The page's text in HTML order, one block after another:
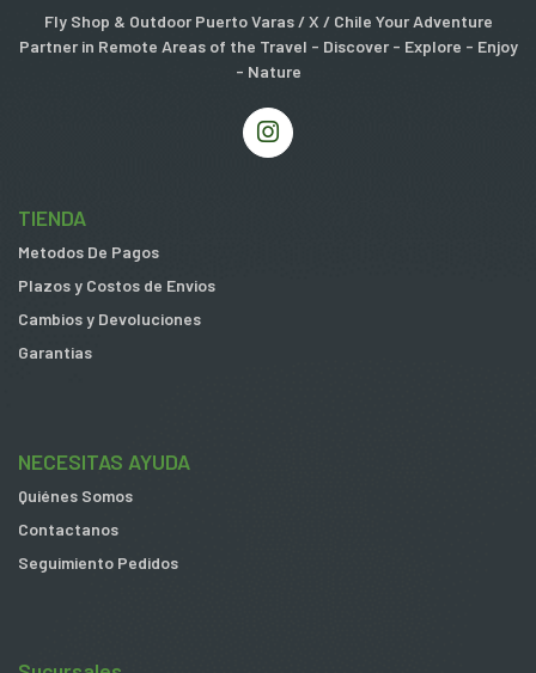
Fly Shop & Outdoor Puerto Varas / X / Chile Your Adventure
Partner in Remote Areas of the Travel - Discover - Explore - Enjoy
- Nature
TIENDA
Metodos De Pagos
Plazos y Costos de Envios
Cambios y Devoluciones
Garantias
NECESITAS AYUDA
Quiénes Somos
Contactanos
Seguimiento Pedidos